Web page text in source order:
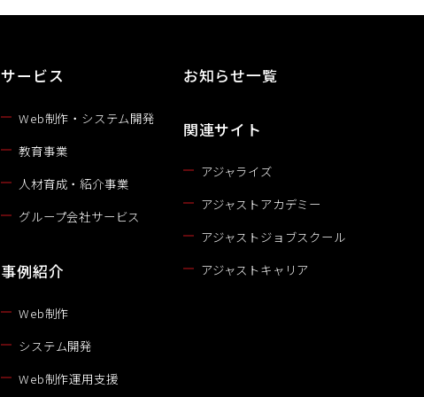
サービス
Web制作・システム開発
教育事業
人材育成・紹介事業
グループ会社サービス
事例紹介
Web制作
システム開発
Web制作運用支援
お知らせ一覧
関連サイト
アジャライズ
アジャストアカデミー
アジャストジョブスクール
アジャストキャリア